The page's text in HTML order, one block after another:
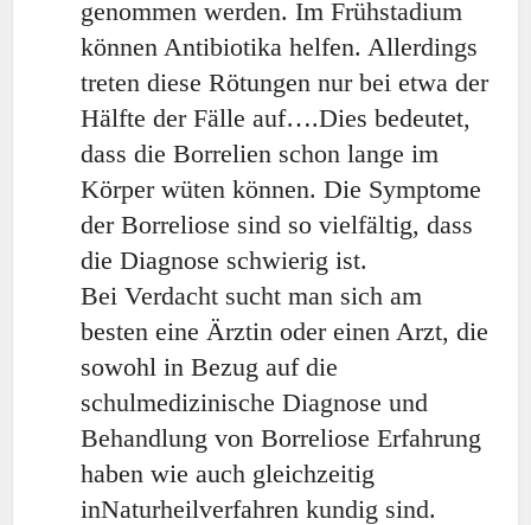
genommen werden. Im Frühstadium
können Antibiotika helfen. Allerdings
treten diese Rötungen nur bei etwa der
Hälfte der Fälle auf….Dies bedeutet,
dass die Borrelien schon lange im
Körper wüten können. Die Symptome
der Borreliose sind so vielfältig, dass
die Diagnose schwierig ist.
Bei Verdacht sucht man sich am
besten eine Ärztin oder einen Arzt, die
sowohl in Bezug auf die
schulmedizinische Diagnose und
Behandlung von Borreliose Erfahrung
haben wie auch gleichzeitig
inNaturheilverfahren kundig sind.